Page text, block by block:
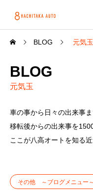
BLOG 元気玉
BLOG
元気玉
車の事から日々の出来事
移転後からの出来事を
ここが八高オートを知る近
その他 ～ブログメニュー～